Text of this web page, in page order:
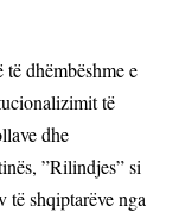
dhëmbëshme e
të
dhe
”Rilindjes” si
shqiptarëve nga